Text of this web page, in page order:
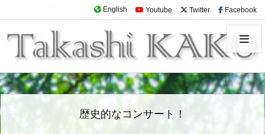
English Youtube Twitter Facebook
歴史的なコンサート！